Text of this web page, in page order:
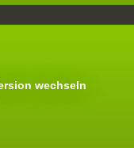
wechseln